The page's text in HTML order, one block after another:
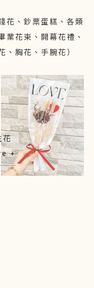
花、鈔票蛋糕、各類
業花束、開幕花禮、
、胸花、手腕花）
花
+